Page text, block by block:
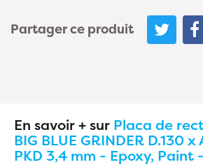
Partager ce produit
En savoir + sur Placa de
BIG BLUE GRINDER D.130
PKD 3,4 mm - Epoxy, Paint